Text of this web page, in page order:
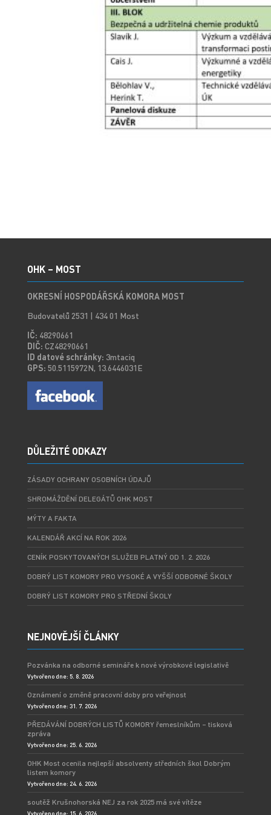
OHK – MOST
OKRESNÍ HOSPODÁŘSKÁ KOMORA MOST
Budovatelů 2531 | 434 01 Most
IČ: 48290661
DIČ: CZ48290661
ID datové schránky: 3mtaciq
GPS: 50.5115972N, 13.6446031E
DŮLEŽITÉ ODKAZY
ZÁSADY OCHRANY OSOBNÍCH ÚDAJŮ
SHROMÁŽDĚNÍ DELEGÁTŮ OHK MOST
MÝTY A FAKTA
KALENDÁŘ AKCÍ NA ROK 2026
CENÍK POSKYTOVANÝCH SLUŽEB PLATNÝ OD 1. 2. 2026
DOBRÝ LIST KOMORY PRO VYSOKÉ A VYŠŠÍ ODBORNÉ ŠKOLY
DOBRÝ LIST KOMORY PRO STŘEDNÍ ŠKOLY
NEJNOVĚJŠÍ ČLÁNKY
Pozvánka na odborné semináře k nové výrobkové legislativě
Vytvořeno dne: 5. 8. 2026
Oznámení o změně pracovní doby pro veřejnost
Vytvořeno dne: 31. 7. 2026
PŘEDÁVÁNÍ DOBRÝCH LISTŮ KOMORY řemeslníkům – tisková
zpráva
Vytvořeno dne: 25. 6. 2026
OHK Most ocenila nejlepší absolventy středních škol Dobrým
listem komory
Vytvořeno dne: 24. 6. 2026
soutěž Krušnohorská NEJ za rok 2025 má své vítěze
Vytvořeno dne: 15. 6. 2026